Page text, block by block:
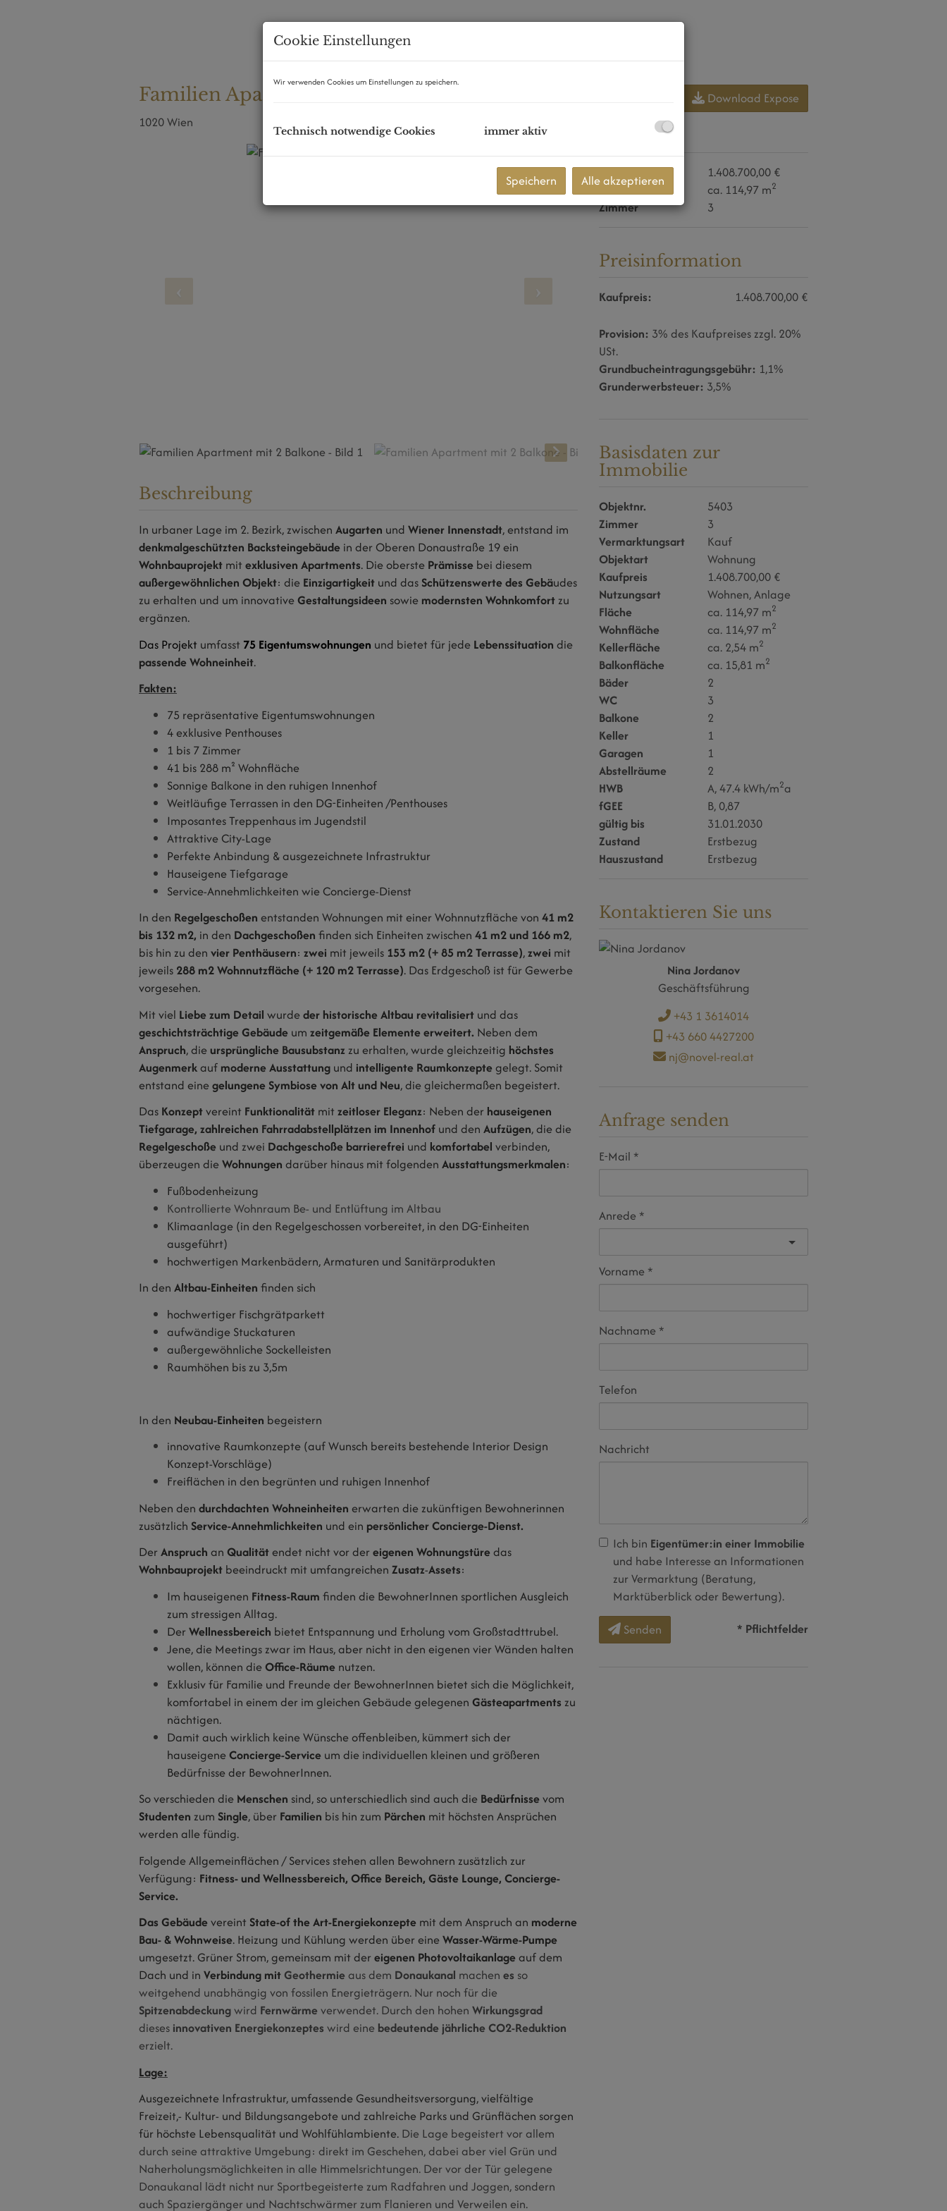
Familien Apartment mit 2 Balkone
1020 Wien
Beschreibung
In urbaner Lage im 2. Bezirk, zwischen Augarten und Wiener Innenstadt, entstand im
denkmalgeschützten Backsteingebäude in der Oberen Donaustraße 19 ein
Wohnbauprojekt mit exklusiven Apartments. Die oberste Prämisse bei diesem
außergewöhnlichen Objekt: die Einzigartigkeit und das Schützenswerte des Gebäudes
zu erhalten und um innovative Gestaltungsideen sowie modernsten Wohnkomfort zu
ergänzen.
Das Projekt umfasst 75 Eigentumswohnungen und bietet für jede Lebenssituation die
passende Wohneinheit.
Fakten:
75 repräsentative Eigentumswohnungen
4 exklusive Penthouses
1 bis 7 Zimmer
41 bis 288 m² Wohnfläche
Sonnige Balkone in den ruhigen Innenhof
Weitläufige Terrassen in den DG-Einheiten /Penthouses
Imposantes Treppenhaus im Jugendstil
Attraktive City-Lage
Perfekte Anbindung & ausgezeichnete Infrastruktur
Hauseigene Tiefgarage
Service-Annehmlichkeiten wie Concierge-Dienst
In den Regelgeschoßen entstanden Wohnungen mit einer Wohnnutzfläche von 41 m2
bis 132 m2, in den Dachgeschoßen finden sich Einheiten zwischen 41 m2 und 166 m2,
bis hin zu den vier Penthäusern: zwei mit jeweils 153 m2 (+ 85 m2 Terrasse),zwei mit
jeweils 288 m2Wohnnutzfläche (+ 120 m2 Terrasse). Das Erdgeschoß ist für Gewerbe
vorgesehen.
Mit viel Liebe zum Detail wurde der historische Altbau revitalisiert und das
geschichtsträchtige Gebäude um zeitgemäße Elemente erweitert. Neben dem
Anspruch, die ursprüngliche Bausubstanz zu erhalten, wurde gleichzeitig höchstes
Augenmerkauf moderne Ausstattung und intelligente Raumkonzepte gelegt. Somit
entstand eine gelungene Symbiose von Altund Neu, die gleichermaßen begeistert.
Das Konzeptvereint Funktionalität mit zeitloser Eleganz: Neben der hauseigenen
Tiefgarage, zahlreichen Fahrradabstellplätzen im Innenhof und den Aufzügen, die die
Regelgeschoße und zwei Dachgeschoße barrierefrei und komfortabel verbinden,
überzeugen die Wohnungen darüber hinaus mit folgenden Ausstattungsmerkmalen:
Fußbodenheizung
Kontrollierte Wohnraum Be- und Entlüftung im Altbau
Klimaanlage (in den Regelgeschossen vorbereitet, in den DG-Einheiten
ausgeführt)
hochwertigen Markenbädern, Armaturen und Sanitärprodukten
In den Altbau-Einheiten finden sich
hochwertiger Fischgrätparkett
aufwändige Stuckaturen
außergewöhnliche Sockelleisten
Raumhöhen bis zu 3,5m
In den Neubau-Einheiten begeistern
innovative Raumkonzepte (auf Wunsch bereits bestehende Interior Design
Konzept-Vorschläge)
Freiflächen in den begrünten und ruhigen Innenhof
Neben den durchdachten Wohneinheiten erwarten die zukünftigen Bewohnerinnen
zusätzlich Service-Annehmlichkeiten und ein persönlicherConcierge-Dienst.
DerAnspruch an Qualitätendet nicht vor dereigenen Wohnungstüre das
Wohnbauprojekt beeindruckt mit umfangreichen Zusatz-Assets:
Im hauseigenen Fitness-Raum finden die BewohnerInnen sportlichen Ausgleich
zum stressigen Alltag.
DerWellnessbereich bietet Entspannung und Erholung vom Großstadttrubel.
Jene, die Meetings zwar im Haus, aber nicht in den eigenen vier Wänden halten
wollen, können die Office-Räume nutzen.
Exklusiv für Familie und Freunde der BewohnerInnen bietet sich die Möglichkeit,
komfortabel in einem der im gleichen Gebäude gelegenen Gästeapartments zu
nächtigen.
Damit auch wirklich keine Wünsche offenbleiben, kümmert sich der
hauseigene Concierge-Service um die individuellen kleinen und größeren
Bedürfnisse der BewohnerInnen.
So verschieden die Menschen sind, so unterschiedlich sind auch die Bedürfnisse vom
Studenten zum Single, über Familien bis hin zum Pärchen mit höchsten Ansprüchen
werden alle fündig.
Folgende Allgemeinflächen / Services stehen allen Bewohnern zusätzlich zur
Verfügung: Fitness- und Wellnessbereich, Office Bereich, Gäste Lounge, Concierge-
Service.
Das Gebäude vereint State-of the Art-Energiekonzepte mit dem Anspruch an moderne
Bau- & Wohnweise. Heizung und Kühlung werden über eine Wasser-Wärme-Pumpe
umgesetzt. Grüner Strom, gemeinsam mit dereigenen Photovoltaikanlage auf dem
Dach und in Verbindung mitGeothermie aus dem Donaukanal machen es so
weitgehend unabhängig von fossilen Energieträgern. Nur noch für die
Spitzenabdeckungwird Fernwärme verwendet. Durch den hohen Wirkungsgrad
dieses innovativen Energiekonzeptes wird eine bedeutende jährliche CO2-Reduktion
erzielt.
Lage:
Ausgezeichnete Infrastruktur, umfassende Gesundheitsversorgung, vielfältige
Freizeit,- Kultur- und Bildungsangebote und zahlreiche Parks und Grünflächen sorgen
für höchste Lebensqualität und Wohlfühlambiente. Die Lage begeistert vor allem
durch seine attraktive Umgebung: direkt im Geschehen, dabei aber viel Grün und
Naherholungsmöglichkeiten in alle Himmelsrichtungen. Der vor der Tür gelegene
Donaukanal lädt nicht nur Sportbegeisterte zum Radfahren und Joggen, sondern
auch Spaziergänger und Nachtschwärmer zum Flanieren und Verweilen ein.
Download Expose
Eckdaten
Kaufpreis
1.408.700,00 €
Fläche
ca. 114,97 m2
Zimmer 3
Preisinformation
Kaufpreis: 1.408.700,00 €
Provision: 3% des Kaufpreises zzgl. 20%
USt.
Grundbucheintragungsgebühr: 1,1%
Grunderwerbsteuer: 3,5%
Basisdaten zur
Immobilie
Objektnr.
5403
Zimmer
3
Vermarktungsart
Kauf
Objektart
Wohnung
Kaufpreis
1.408.700,00 €
Nutzungsart
Wohnen Anlage
Fläche
ca. 114,97 m2
Wohnfläche ca. 114,97 m2
Kellerfläche ca. 2,54 m2
Balkonfläche ca. 15,81 m2
Bäder
2
WC
3
Balkone
2
Keller
1
Garagen
1
Abstellräume
2
HWB
A, 47.4 kWh/m2a
fGEE
B, 0,87
gültig bis
31.01.2030
Zustand
Erstbezug
Hauszustand
Erstbezug
Kontaktieren Sie uns
Nina Jordanov
Geschäftsführung
+43 1 3614014
+43 660 4427200
nj@novel-real.at
Anfrage senden
E-Mail
Anrede
Vorname
Nachname
Telefon
Nachricht
Ich bin Eigentümer:in einer Immobilie
und habe Interesse an Informationen
zur Vermarktung (Beratung,
Marktüberblick oder Bewertung).
Senden
* Pflichtfelder
Cookie Einstellungen
Wir verwenden Cookies um Einstellungen zu speichern.
Technisch notwendige Cookies immer aktiv
Speichern Alle akzeptieren